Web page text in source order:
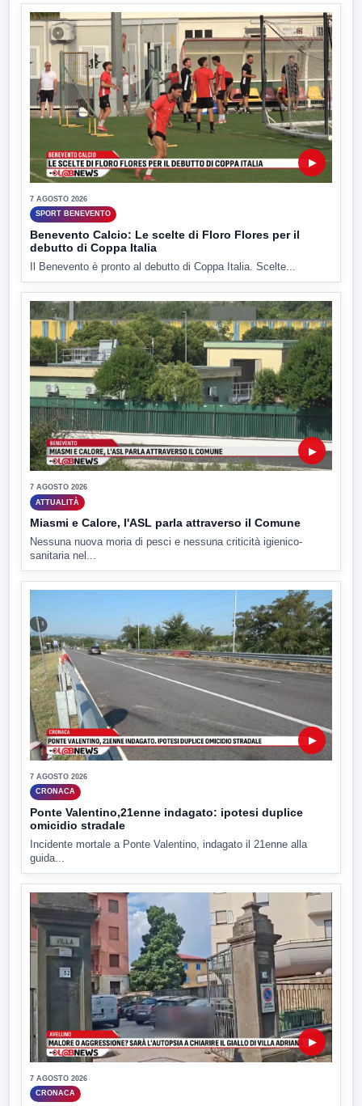
▶
7 AGOSTO 2026
SPORT BENEVENTO
Benevento Calcio: Le scelte di Floro Flores per il
debutto di Coppa Italia
Il Benevento è pronto al debutto di Coppa Italia. Scelte...
▶
7 AGOSTO 2026
ATTUALITÀ
Miasmi e Calore, l'ASL parla attraverso il Comune
Nessuna nuova moria di pesci e nessuna criticità igienico-
sanitaria nel...
▶
7 AGOSTO 2026
CRONACA
Ponte Valentino,21enne indagato: ipotesi duplice
omicidio stradale
Incidente mortale a Ponte Valentino, indagato il 21enne alla
guida...
▶
7 AGOSTO 2026
CRONACA